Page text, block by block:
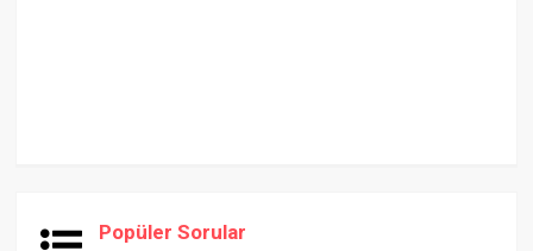
Popüler Sorular